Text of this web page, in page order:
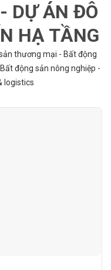
DỰ ÁN ĐÔ
HẠ TẦNG
thương mại - Bất động
động sản nông nghiệp -
logistics